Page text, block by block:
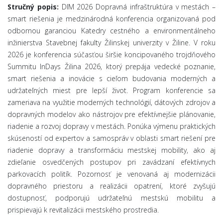
Stručný popis: DIM 2026 Dopravná infraštruktúra v mestách –
smart riešenia je medzinárodná konferencia organizovaná pod
odbornou garanciou Katedry cestného a environmentálneho
inžinierstva Stavebnej fakulty Žilinskej univerzity v Žiline. V roku
2026 je konferencia súčasťou širšie koncipovaného trojdňového
Summitu InDays Žilina 2026, ktorý prepája vedecké poznanie,
smart riešenia a inovácie s cieľom budovania moderných a
udržateľných miest pre lepší život. Program konferencie sa
zameriava na využitie moderných technológií, dátových zdrojov a
dopravných modelov ako nástrojov pre efektívnejšie plánovanie,
riadenie a rozvoj dopravy v mestách. Ponúka výmenu praktických
skúseností od expertov a samospráv v oblasti smart riešení pre
riadenie dopravy a transformáciu mestskej mobility, ako aj
zdieľanie osvedčených postupov pri zavádzaní efektívnych
parkovacích politík. Pozornosť je venovaná aj modernizácii
dopravného priestoru a realizácii opatrení, ktoré zvyšujú
dostupnosť, podporujú udržateľnú mestskú mobilitu a
prispievajú k revitalizácii mestského prostredia.